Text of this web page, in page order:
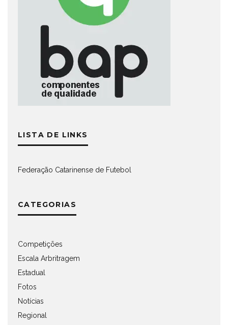
LISTA DE LINKS
Federação Catarinense de Futebol
CATEGORIAS
Competições
Escala Arbritragem
Estadual
Fotos
Notícias
Regional